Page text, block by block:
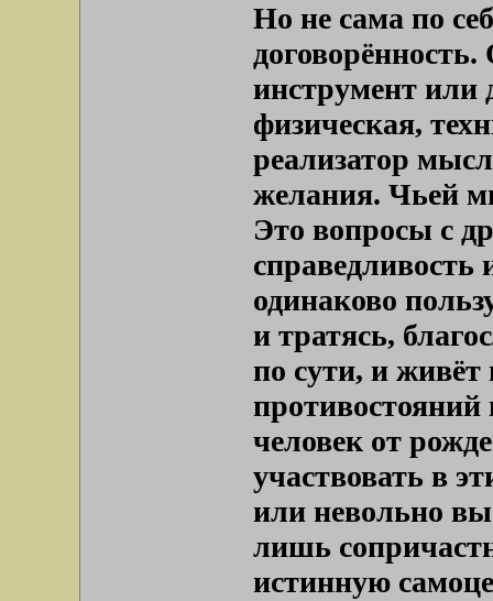
Но не сама по
инструмент или
физическая,
реализатор
желания. Чьей
Это вопросы с
справедливость
одинаково
и тратясь,
по сути, и
человек от
участвовать в
или невольно
лишь
истинную